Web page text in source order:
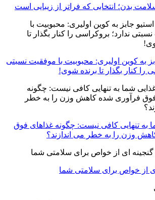
بدن؛ انتخابی که فراتر از زیبایی است
به کوین اولیری: محبوبیت با موفقیت نسبتی
را کنار بگذار تا برنده شوی!
به تنهایی کافی نیست: چگونه غذاهای فوق
وزن را به خطر می اندازند؟
ای از خواص برای سلامتی شما